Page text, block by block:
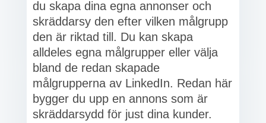
du skapa dina egna annonser och
skräddarsy den efter vilken målgrupp
den är riktad till. Du kan skapa
alldeles egna målgrupper eller välja
bland de redan skapade
målgrupperna av LinkedIn. Redan här
bygger du upp en annons som är
skräddarsydd för just dina kunder.